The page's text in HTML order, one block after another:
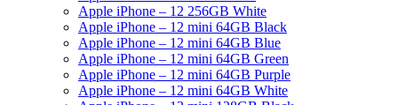
Apple iPhone – 12 256GB White
Apple iPhone – 12 mini 64GB Black
Apple iPhone – 12 mini 64GB Blue
Apple iPhone – 12 mini 64GB Green
Apple iPhone – 12 mini 64GB Purple
Apple iPhone – 12 mini 64GB White